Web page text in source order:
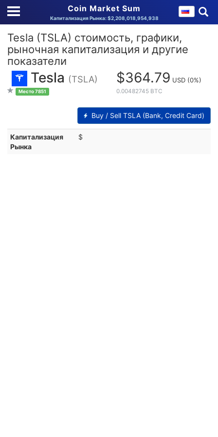
Coin Market Sum
Капитализация Рынка: $2,208,018,954,938
Tesla (TSLA) стоимость, графики,
рыночная капитализация и другие
показатели
Tesla (TSLA)
Место 7851
$364.79 USD (0%)
0.00482745 BTC
Buy / Sell TSLA (Bank, Credit Card)
Капитализация
Рынка
$